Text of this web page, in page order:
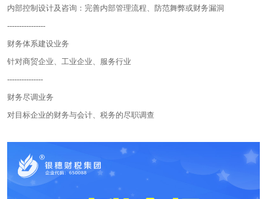
内部控制设计及咨询：完善内部管理流程、防范舞弊或财务漏洞
----------------
财务体系建设业务
针对商贸企业、工业企业、服务行业
---------------
财务尽调业务
对目标企业的财务与会计、税务的尽职调查